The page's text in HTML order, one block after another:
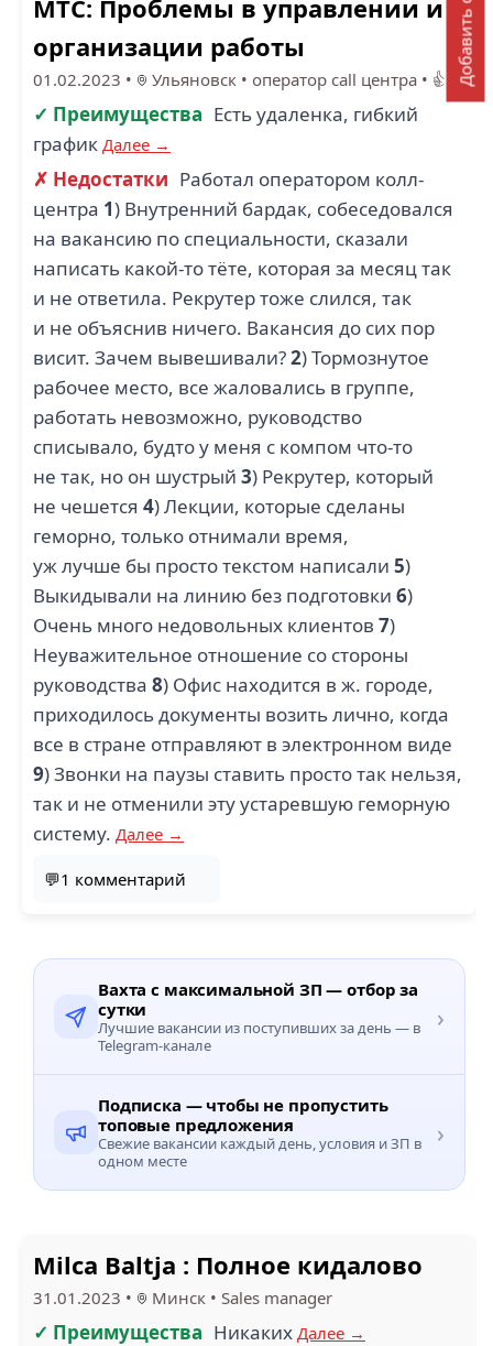
МТС: Проблемы в управлении и
организации работы
01.02.2023 • Ульяновск • оператор call центра • 👍3
✓ Преимущества Есть удаленка, гибкий
график Далее →
✗ Недостатки Работал оператором колл-
центра 1) Внутренний бардак, собеседовался
на вакансию по специальности, сказали
написать какой-то тёте, которая за месяц так
и не ответила. Рекрутер тоже слился, так
и не объяснив ничего. Вакансия до сих пор
висит. Зачем вывешивали?2) Тормознутое
рабочее место, все жаловались в группе,
работать невозможно, руководство
списывало, будто у меня с компом что-то
не так, но он шустрый 3) Рекрутер, который
не чешется 4) Лекции, которые сделаны
геморно, только отнимали время,
уж лучше бы просто текстом написали 5)
Выкидывали на линию без подготовки 6)
Очень много недовольных клиентов 7)
Неуважительное отношение со стороны
руководства 8) Офис находится в ж. городе,
приходилось документы возить лично, когда
все в стране отправляют в электронном виде
9) Звонки на паузы ставить просто так нельзя,
так и не отменили эту устаревшую геморную
систему. Далее →
💬1 комментарий
Вахта с максимальной ЗП — отбор за
сутки
Лучшие вакансии из поступивших за день — в
Telegram-канале
›
Подписка — чтобы не пропустить
топовые предложения
Свежие вакансии каждый день, условия и ЗП в
одном месте
›
Milca Baltja : Полное кидалово
31.01.2023 • Минск • Sales manager
✓ Преимущества Никаких Далее →